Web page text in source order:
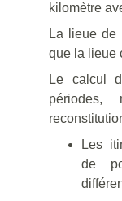
kilomètre
La lieue de
que la lieue
Le calcul
périodes,
Les
de